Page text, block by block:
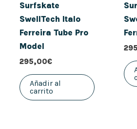
Surfskate
SwellTech Italo
Ferreira Tube Pro
Model
295,00€
Añadir al
carrito